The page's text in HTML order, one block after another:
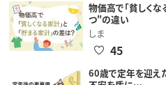
物価高で「貧しくな
つ"の違い
しま
45
60歳で定年を迎え